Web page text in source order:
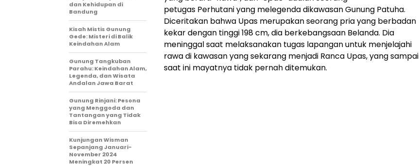
petugas Perhutani yang melegenda dikawasan Gunung Patuha.
Diceritakan bahwa Upas merupakan seorang pria yang berbadan
kekar dengan tinggi 198 cm, dia berkebangsaan Belanda. Dia
meninggal saat melaksanakan tugas lapangan untuk menjelajahi
rawa di kawasan yang sekarang menjadi Ranca Upas, yang sampai
saat ini mayatnya tidak pernah ditemukan.
dan Kehidupan di
Bandung
Kisah Mistis Gunung
Gede: Misteri di Balik
Keindahan Alam
Gunung Tangkuban
Parahu: Keindahan Alam,
Legenda, dan Wisata
Andalan Jawa Barat
Gunung Rinjani: Pesona
yang Menggoda dan
Tantangan yang Tidak
Bisa Diremehkan
Kunjungan Wisman
Sepanjang Januari-
November 2024
Meningkat 20 Persen